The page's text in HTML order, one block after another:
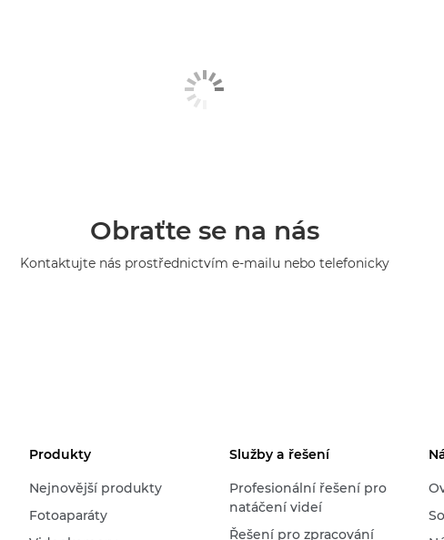
Obraťte se na nás
Kontaktujte nás prostřednictvím e-mailu nebo telefonicky
Produkty
Nejnovější produkty
Fotoaparáty
Služby a řešení
Profesionální řešení pro
natáčení videí
Řešení pro zpracování